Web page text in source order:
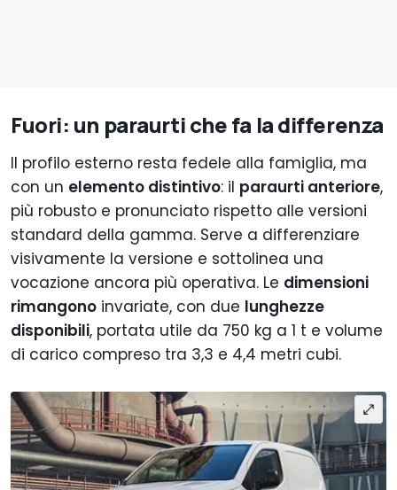
Fuori: un paraurti che fa la differenza
Il profilo esterno resta fedele alla famiglia, ma
con un elemento distintivo: il paraurti anteriore,
più robusto e pronunciato rispetto alle versioni
standard della gamma. Serve a differenziare
visivamente la versione e sottolinea una
vocazione ancora più operativa. Le dimensioni
rimangono invariate, con due lunghezze
disponibili, portata utile da 750 kg a 1 t e volume
di carico compreso tra 3,3 e 4,4 metri cubi.